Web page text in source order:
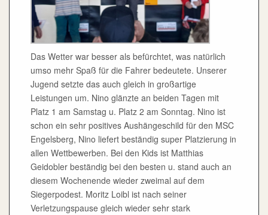
Das Wetter war besser als befürchtet, was natürlich
umso mehr Spaß für die Fahrer bedeutete. Unserer
Jugend setzte das auch gleich in großartige
Leistungen um. Nino glänzte an beiden Tagen mit
Platz 1 am Samstag u. Platz 2 am Sonntag. Nino ist
schon ein sehr positives Aushängeschild für den MSC
Engelsberg, Nino liefert beständig super Platzierung in
allen Wettbewerben. Bei den Kids ist Matthias
Geidobler beständig bei den besten u. stand auch an
diesem Wochenende wieder zweimal auf dem
Siegerpodest. Moritz Loibl ist nach seiner
Verletzungspause gleich wieder sehr stark